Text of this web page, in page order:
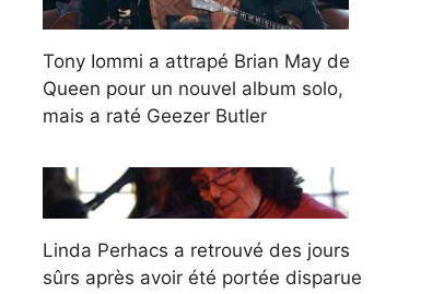
Tony Iommi a attrapé Brian May de
Queen pour un nouvel album solo,
mais a raté Geezer Butler
Linda Perhacs a retrouvé des jours
sûrs après avoir été portée disparue